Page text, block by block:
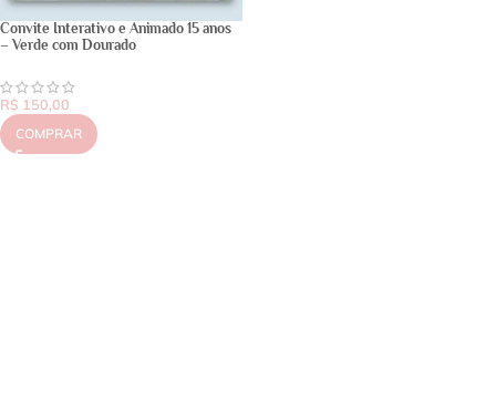
Convite Interativo e Animado 15 anos
– Verde com Dourado
R$ 150,00
COMPRAR